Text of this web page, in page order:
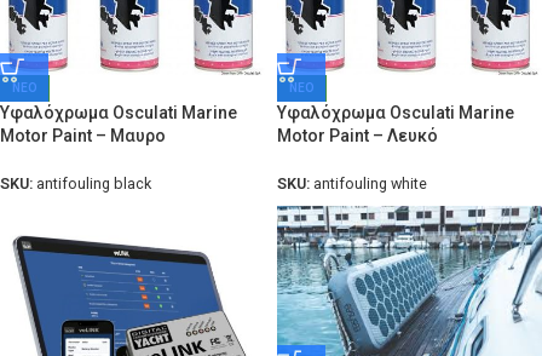
ΝΕΟ
Υφαλόχρωμα Osculati Marine
Motor Paint – Μαυρο
SKU: antifouling black
ΝΕΟ
Υφαλόχρωμα Osculati Marine
Motor Paint – Λευκό
SKU: antifouling white